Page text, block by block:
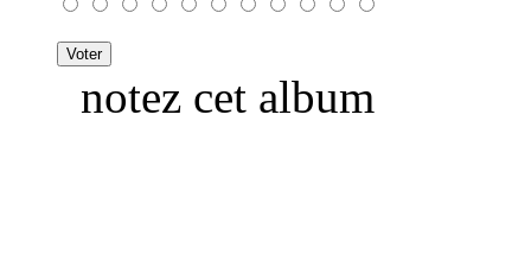
notez cet album